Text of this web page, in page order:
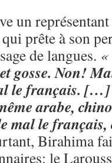
un
prête à son
de langues.
gosse. Non!
le français. […]
arabe,
mal le français,
Birahima
le